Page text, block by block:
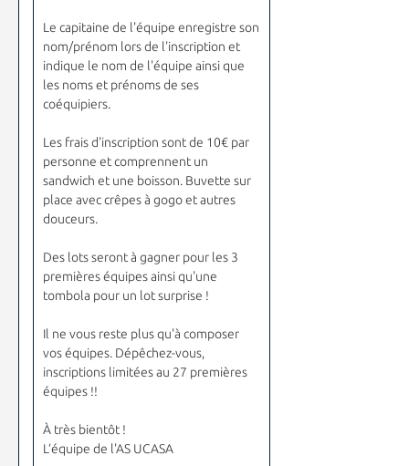
Le capitaine de l'équipe enregistre son
nom/prénom lors de l'inscription et
indique le nom de l'équipe ainsi que
les noms et prénoms de ses
coéquipiers.
Les frais d'inscription sont de 10€ par
personne et comprennent un
sandwich et une boisson. Buvette sur
place avec crêpes à gogo et autres
douceurs.
Des lots seront à gagner pour les 3
premières équipes ainsi qu'une
tombola pour un lot surprise !
Il ne vous reste plus qu'à composer
vos équipes. Dépêchez-vous,
inscriptions limitées au 27 premières
équipes !!
À très bientôt !
L’équipe de l'AS UCASA